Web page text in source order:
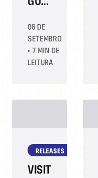
ORTH
E
PEQUENA
06 DE
SETEMBRO
• 7 MIN DE
LEITURA
RELEASES
VISITAÇÃO